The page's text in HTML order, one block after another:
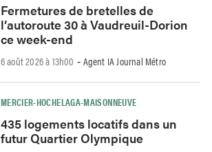
Fermetures de bretelles de
l’autoroute 30 à Vaudreuil-Dorion
ce week-end
6 août 2026 à 13h00 - Agent IA Journal Métro
MERCIER-HOCHELAGA-MAISONNEUVE
435 logements locatifs dans un
futur Quartier Olympique